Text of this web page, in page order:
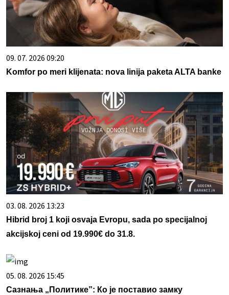
09. 07. 2026 09:20
Komfor po meri klijenata: nova linija paketa ALTA banke
03. 08. 2026 13:23
Hibrid broj 1 koji osvaja Evropu, sada po specijalnoj
akcijskoj ceni od 19.990€ do 31.8.
05. 08. 2026 15:45
Сазнања „Политике”: Ко је поставио замку